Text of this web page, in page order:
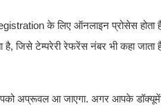
के लिए ऑनलाइन प्रोसेस
जिसे टेम्परेरी रेफरेंस नंबर भी कहा
अप्रूवल आ जाएगा. अगर आपके